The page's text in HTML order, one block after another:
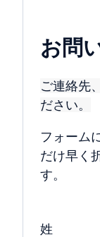
お問
ご連絡先
ださい。
フォーム
だけ早く
す。
姓